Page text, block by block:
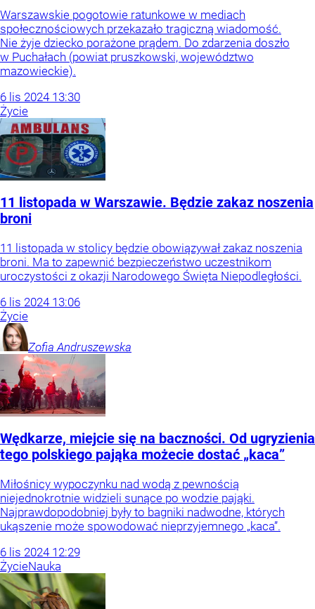
Warszawskie pogotowie ratunkowe w mediach
społecznościowych przekazało tragiczną wiadomość.
Nie żyje dziecko porażone prądem. Do zdarzenia doszło
w Puchałach (powiat pruszkowski, województwo
mazowieckie).
6 lis 2024 13:30
Życie
11 listopada w Warszawie. Będzie zakaz noszenia
broni
11 listopada w stolicy będzie obowiązywał zakaz noszenia
broni. Ma to zapewnić bezpieczeństwo uczestnikom
uroczystości z okazji Narodowego Święta Niepodległości.
6 lis 2024 13:06
Życie
Zofia Andruszewska
Wędkarze, miejcie się na baczności. Od ugryzienia
tego polskiego pająka możecie dostać „kaca”
Miłośnicy wypoczynku nad wodą z pewnością
niejednokrotnie widzieli sunące po wodzie pająki.
Najprawdopodobniej były to bagniki nadwodne, których
ukąszenie może spowodować nieprzyjemnego „kaca”.
6 lis 2024 12:29
ŻycieNauka